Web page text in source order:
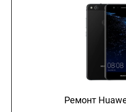
Ремонт